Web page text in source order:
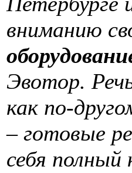
вниманию
Эвотор.
как по-
– готовые
себя